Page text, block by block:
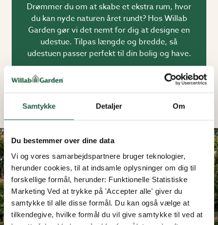
Samtykke Detaljer Om
Du bestemmer over dine data
Vi og vores samarbejdspartnere bruger teknologier,
herunder cookies, til at indsamle oplysninger om dig til
forskellige formål, herunder: Funktionelle Statistiske
Marketing Ved at trykke på 'Accepter alle' giver du
samtykke til alle disse formål. Du kan også vælge at
tilkendegive, hvilke formål du vil give samtykke til ved at
Drømmer du om at skabe et ekstra rum, hvor
du kan nyde naturen året rundt? Hos Willab
Garden gør vi det nemt for dig at designe en
udestue. Tilpas længde og bredde, så
udestuen passer perfekt til din bolig og have.